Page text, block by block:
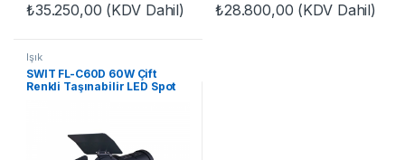
₺35.250,00 (KDV Dahil) ₺28.800,00 (KDV Dahil)
Işık
SWIT FL-C60D 60W Çift
Renkli Taşınabilir LED Spot